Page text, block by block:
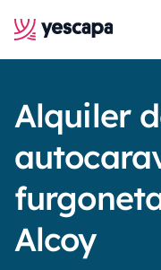
Alquiler
Alcoy